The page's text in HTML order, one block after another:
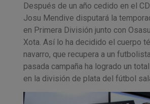
Después de un año cedido en el
Josu Mendive disputará la
en Primera División junto con
Xota. Así lo ha decidido el cuerpo
navarro, que recupera a un
pasada campaña ha logrado un
en la división de plata del fútbol